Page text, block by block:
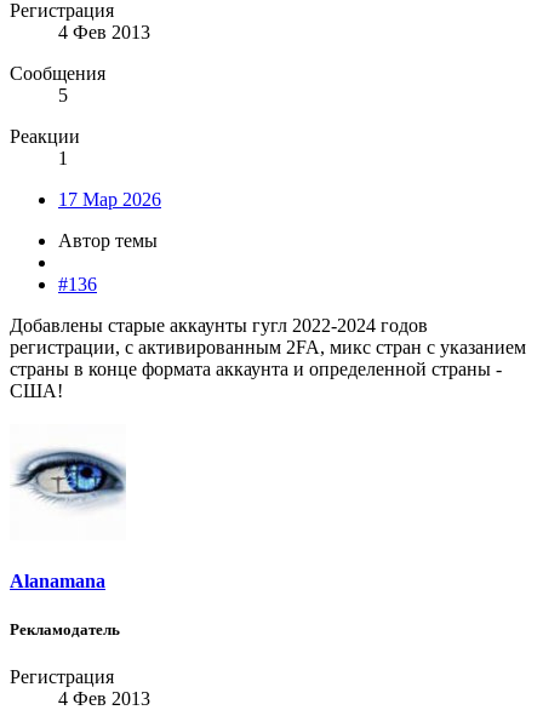
Регистрация
4 Фев 2013
Сообщения
5
Реакции
1
17 Мар 2026
Автор темы
#136
Добавлены старые аккаунты гугл 2022-2024 годов
регистрации, с активированным 2FA, микс стран с указанием
страны в конце формата аккаунта и определенной страны -
США!
Alanamana
Рекламодатель
Регистрация
4 Фев 2013